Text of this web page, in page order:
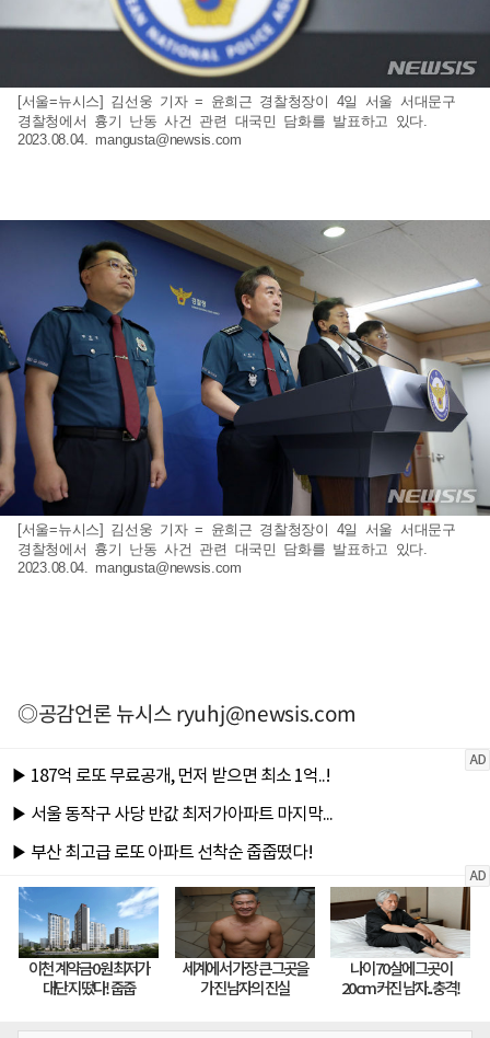
[서울=뉴시스] 김선웅 기자 = 윤희근 경찰청장이 4일 서울 서대문구
경찰청에서 흉기 난동 사건 관련 대국민 담화를 발표하고 있다.
2023.08.04. mangusta@newsis.com
[서울=뉴시스] 김선웅 기자 = 윤희근 경찰청장이 4일 서울 서대문구
경찰청에서 흉기 난동 사건 관련 대국민 담화를 발표하고 있다.
2023.08.04. mangusta@newsis.com
◎공감언론 뉴시스ryuhj@newsis.com